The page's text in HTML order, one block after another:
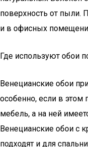
поверхность от пыли.
и в офисных
Где используют обои
Венецианские обои
особенно, если в этом
мебель, а на ней
Венецианские обои с
подходят и для